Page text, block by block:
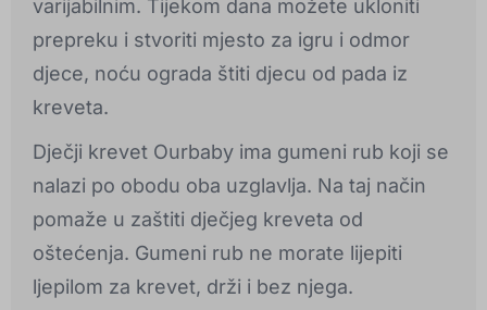
varijabilnim. Tijekom dana možete ukloniti
prepreku i stvoriti mjesto za igru i odmor
djece, noću ograda štiti djecu od pada iz
kreveta.
Dječji krevet Ourbaby ima gumeni rub koji se
nalazi po obodu oba uzglavlja. Na taj način
pomaže u zaštiti dječjeg kreveta od
oštećenja. Gumeni rub ne morate lijepiti
ljepilom za krevet, drži i bez njega.